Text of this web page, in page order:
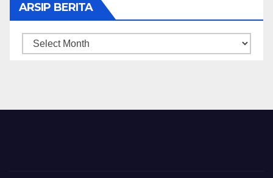
ARSIP BERITA
ARSIP